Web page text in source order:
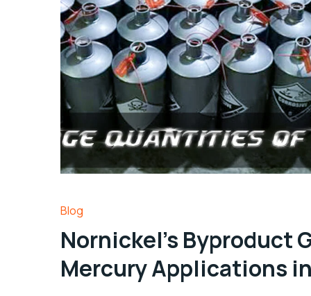
Blog
Nornickel’s Byproduct
Mercury Applications